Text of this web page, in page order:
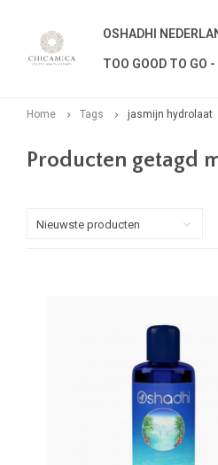
OSHADHI
TOO GOOD TO GO
Home Tags jasmijn hydrolaat
Producten getagd
Nieuwste producten